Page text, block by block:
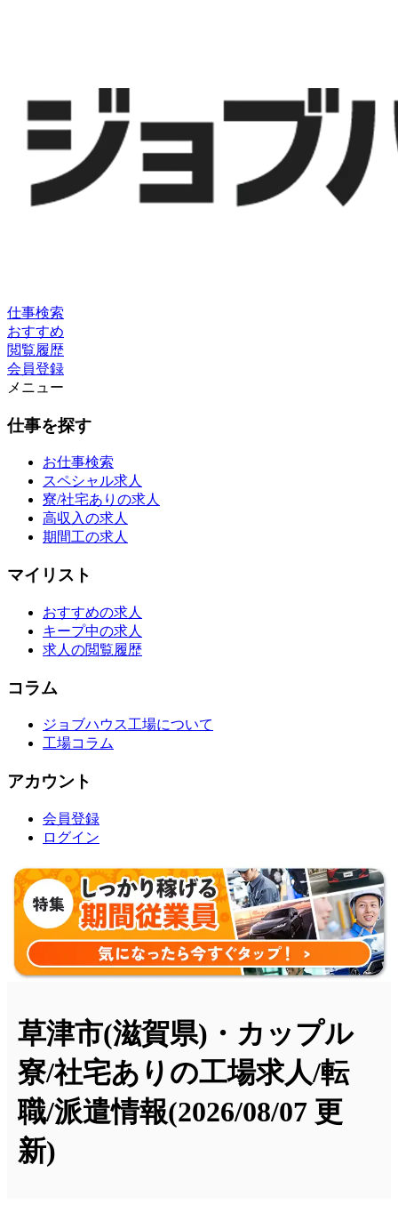
仕事検索
おすすめ
閲覧履歴
会員登録
メニュー
仕事を探す
お仕事検索
スペシャル求人
寮/社宅ありの求人
高収入の求人
期間工の求人
マイリスト
おすすめの求人
キープ中の求人
求人の閲覧履歴
コラム
ジョブハウス工場について
工場コラム
アカウント
会員登録
ログイン
草津市(滋賀県)・カップル
寮/社宅ありの工場求人/転
職/派遣情報(2026/08/07 更
新)